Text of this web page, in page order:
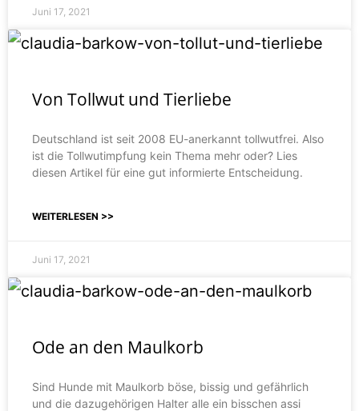
Juni 17, 2021
Von Tollwut und Tierliebe
Deutschland ist seit 2008 EU-anerkannt tollwutfrei. Also
ist die Tollwutimpfung kein Thema mehr oder? Lies
diesen Artikel für eine gut informierte Entscheidung.
WEITERLESEN >>
Juni 17, 2021
Ode an den Maulkorb
Sind Hunde mit Maulkorb böse, bissig und gefährlich
und die dazugehörigen Halter alle ein bisschen assi